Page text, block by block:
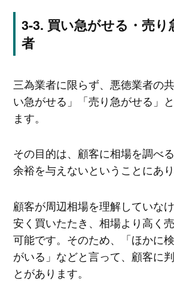
買い急がせる・売り
者
三為業者に限らず、悪徳業者の
い急がせる」「売り急がせる」
ます。
その目的は、顧客に相場を調べ
余裕を与えないということにあり
顧客が周辺相場を理解していな
安く買いたたき、相場より高く
可能です。そのため、「ほかに
がいる」などと言って、顧客に
とがあります。